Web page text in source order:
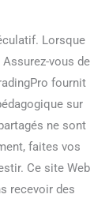
Lorsque
vous de
fournit
sur
ne sont
faites vos
Ce site Web
recevoir des